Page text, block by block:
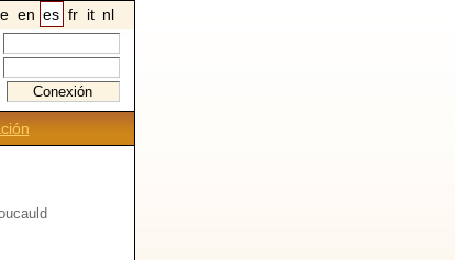
en es fr it nl